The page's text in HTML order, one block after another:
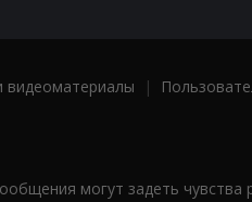
видеоматериалы |
могут задеть чувства